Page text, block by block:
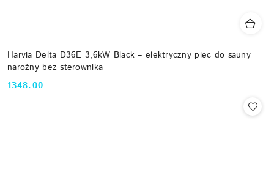
Harvia Delta D36E 3,6kW Black – elektryczny piec do sauny
narożny bez sterownika
Cena:
1348.00